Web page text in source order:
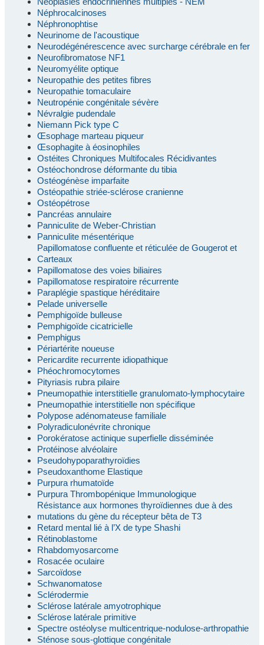
Néphrocalcinoses
Néphronophtise
Neurinome de l'acoustique
Neurodégénérescence avec surcharge cérébrale en fer
Neurofibromatose NF1
Neuromyélite optique
Neuropathie des petites fibres
Neuropathie tomaculaire
Neutropénie congénitale sévère
Névralgie pudendale
Niemann Pick type C
Œsophage marteau piqueur
Œsophagite à éosinophiles
Ostéites Chroniques Multifocales Récidivantes
Ostéochondrose déformante du tibia
Ostéogénèse imparfaite
Ostéopathie striée-sclérose cranienne
Ostéopétrose
Pancréas annulaire
Panniculite de Weber-Christian
Panniculite mésentérique
Papillomatose confluente et réticulée de Gougerot et
Carteaux
Papillomatose des voies biliaires
Papillomatose respiratoire récurrente
Paraplégie spastique héréditaire
Pelade universelle
Pemphigoïde bulleuse
Pemphigoïde cicatricielle
Pemphigus
Périartérite noueuse
Pericardite recurrente idiopathique
Phéochromocytomes
Pityriasis rubra pilaire
Pneumopathie interstitielle granulomato-lymphocytaire
Pneumopathie interstitielle non spécifique
Polypose adénomateuse familiale
Polyradiculonévrite chronique
Porokératose actinique superfielle disséminée
Protéinose alvéolaire
Pseudohypoparathyroïdies
Pseudoxanthome Elastique
Purpura rhumatoïde
Purpura Thrombopénique Immunologique
Résistance aux hormones thyroïdiennes due à des
mutations du gène du récepteur bêta de T3
Retard mental lié à l’X de type Shashi
Rétinoblastome
Rhabdomyosarcome
Rosacée oculaire
Sarcoïdose
Schwanomatose
Sclérodermie
Sclérose latérale amyotrophique
Sclérose latérale primitive
Spectre ostéolyse multicentrique-nodulose-arthropathie
Sténose sous-glottique congénitale